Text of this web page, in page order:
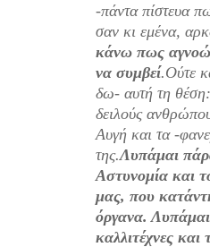
-πάντα πίστευα
σαν κι εμένα,
κάνω πως
να συμβεί.Ούτε
δω- αυτή τη
δειλούς
Αυγή και τα -
της.Λυπάμαι
Αστυνομία και
μας, που
όργανα.
καλλιτέχνες